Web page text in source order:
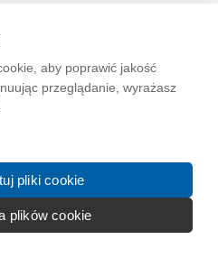
aby poprawić jakość
przeglądanie, wyrażasz
pliki cookie
plików cookie